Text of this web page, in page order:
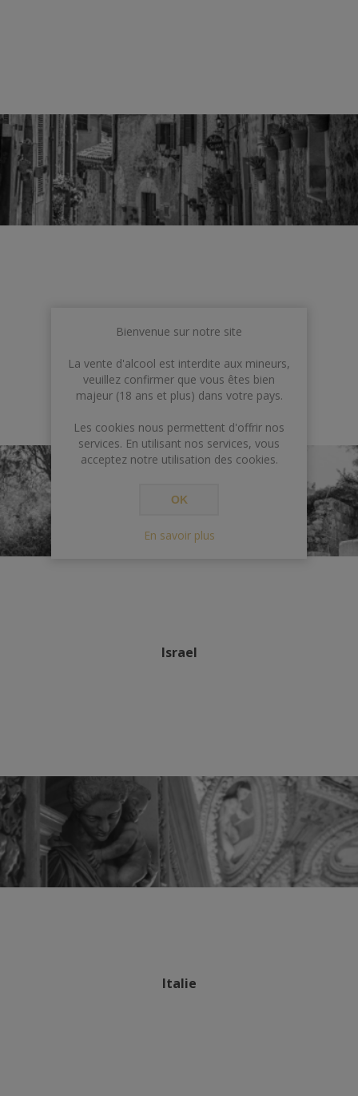
Israel
Italie
Bienvenue sur notre site
La vente d'alcool est interdite aux mineurs,
veuillez confirmer que vous êtes bien
majeur (18 ans et plus) dans votre pays.
Les cookies nous permettent d'offrir nos
services. En utilisant nos services, vous
acceptez notre utilisation des cookies.
OK
En savoir plus